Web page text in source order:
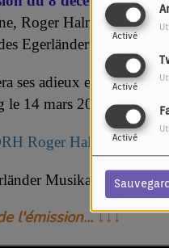
Activé
Activé
Activé
Roger Halm, chef de
Egerländer Musikanten.
ses adieux en 2025,
le 14 mars 2025
Roger Halm
der Musikanten:
l'émission... ↓↓↓